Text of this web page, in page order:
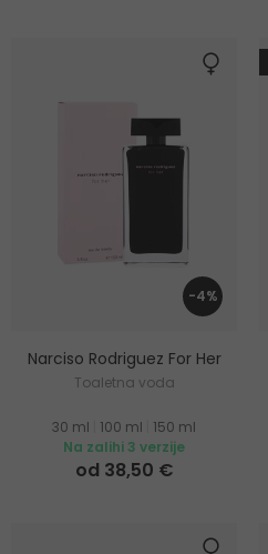
-4%
Narciso Rodriguez For Her
Toaletna voda
30 ml 100 ml
150 ml
Na zalihi 3 verzije
od 38,50 €